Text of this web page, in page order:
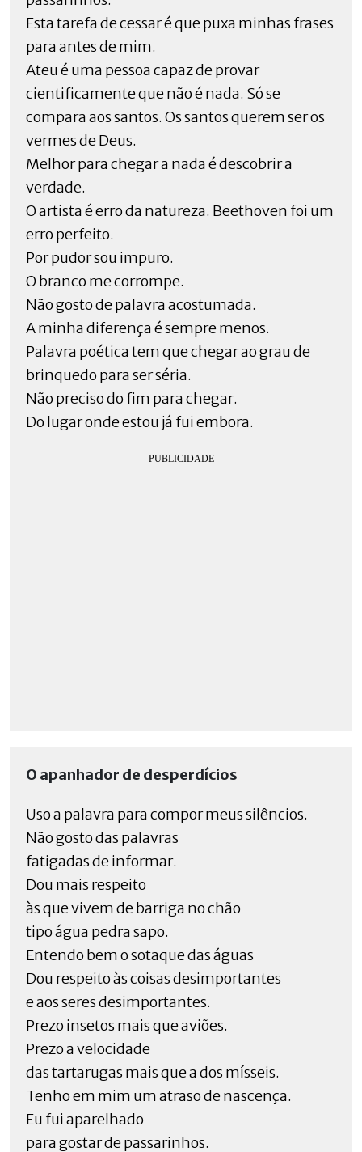
Esta tarefa de cessar é que puxa minhas frases
para antes de mim.
Ateu é uma pessoa capaz de provar
cientificamente que não é nada. Só se
compara aos santos. Os santos querem ser os
vermes de Deus.
Melhor para chegar a nada é descobrir a
verdade.
O artista é erro da natureza. Beethoven foi um
erro perfeito.
Por pudor sou impuro.
O branco me corrompe.
Não gosto de palavra acostumada.
A minha diferença é sempre menos.
Palavra poética tem que chegar ao grau de
brinquedo para ser séria.
Não preciso do fim para chegar.
Do lugar onde estou já fui embora.
O apanhador de desperdícios
Uso a palavra para compor meus silêncios.
Não gosto das palavras
fatigadas de informar.
Dou mais respeito
às que vivem de barriga no chão
tipo água pedra sapo.
Entendo bem o sotaque das águas
Dou respeito às coisas desimportantes
e aos seres desimportantes.
Prezo insetos mais que aviões.
Prezo a velocidade
das tartarugas mais que a dos mísseis.
Tenho em mim um atraso de nascença.
Eu fui aparelhado
para gostar de passarinhos.